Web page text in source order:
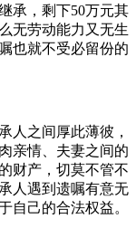
承，剩下50万元其
无劳动能力又无生
也就不受必留份的
之间厚此薄彼，
亲情、夫妻之间的
财产，切莫不管不
人遇到遗嘱有意无
自己的合法权益。